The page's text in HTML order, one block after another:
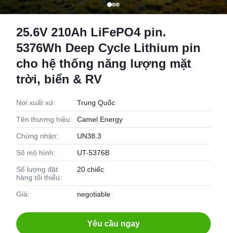
25.6V 210Ah LiFePO4 pin.
5376Wh Deep Cycle Lithium pin
cho hệ thống năng lượng mặt
trời, biển & RV
Nơi xuất xứ: Trung Quốc
Tên thương hiệu: Camel Energy
Chứng nhận: UN38.3
Số mô hình: UT-5376B
Số lượng đặt
hàng tối thiểu:
20 chiếc
Giá: negotiable
Yêu cầu ngay